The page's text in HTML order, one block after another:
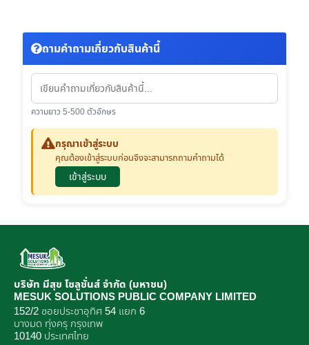
ถามคำถามเกี่ยวกับสินค้านี้
ความยาว 5-500 ตัวอักษร
กรุณาเข้าสู่ระบบ
คุณต้องเข้าสู่ระบบก่อนจึงจะสามารถถามคำถามได้
เข้าสู่ระบบ
บริษัท มีสุข โซลูชั่นส์ จำกัด (มหาชน)
MESUK SOLUTIONS PUBLIC COMPANY LIMITED
152/2 ซอยประชาอุทิศ 54 แยก 6
บางมด ทุ่งครุ กรุงเทพ
10140 ประเทศไทย